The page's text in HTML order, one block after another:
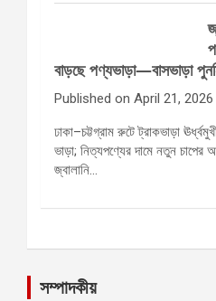
বাড়ছে পণ্যভাড়া—বাসভাড়া
Published on April 21, 2026
ঢাকা–চট্টগ্রাম রুটে ট্রাকভাড়া
ভাড়া; নিত্যপণ্যের দামে নতুন চাপের
জ্বালানি…
সম্পাদকীয়